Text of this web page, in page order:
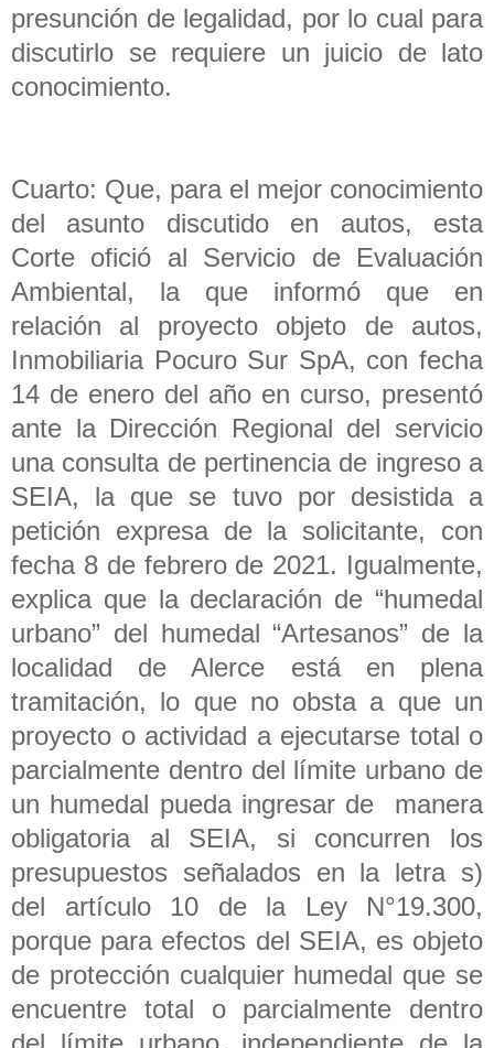
presunción de legalidad, por lo cual para
discutirlo se requiere un juicio de lato
conocimiento.
Cuarto: Que, para el mejor conocimiento
del asunto discutido en autos, esta
Corte ofició al Servicio de Evaluación
Ambiental, la que informó que en
relación al proyecto objeto de autos,
Inmobiliaria Pocuro Sur SpA, con fecha
14 de enero del año en curso, presentó
ante la Dirección Regional del servicio
una consulta de pertinencia de ingreso a
SEIA, la que se tuvo por desistida a
petición expresa de la solicitante, con
fecha 8 de febrero de 2021. Igualmente,
explica que la declaración de “humedal
urbano” del humedal “Artesanos” de la
localidad de Alerce está en plena
tramitación, lo que no obsta a que un
proyecto o actividad a ejecutarse total o
parcialmente dentro del límite urbano de
un humedal pueda ingresar de manera
obligatoria al SEIA, si concurren los
presupuestos señalados en la letra s)
del artículo 10 de la Ley N°19.300,
porque para efectos del SEIA, es objeto
de protección cualquier humedal que se
encuentre total o parcialmente dentro